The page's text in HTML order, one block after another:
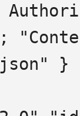
}